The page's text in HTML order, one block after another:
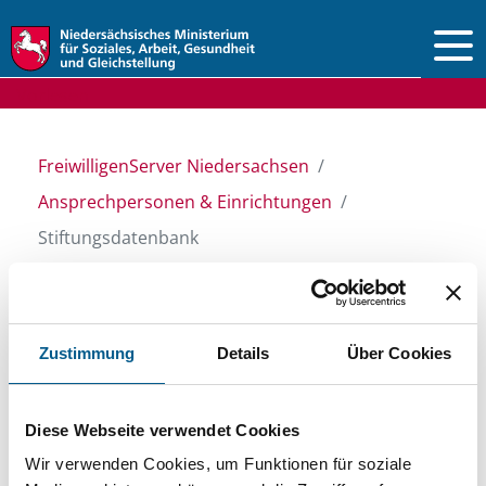
Zustimmung Details Über Cookies
Diese Webseite verwendet Cookies
Wir verwenden Cookies, um Funktionen für soziale
FreiwilligenServer Niedersachsen
Ansprechpersonen & Einrichtungen
Stiftungsdatenbank
Stiftungsdatenbank
Stiftungsdatenbank nach Themen, Kategorien,
Suchbegriffen und Orten. Bei der Suche bitte